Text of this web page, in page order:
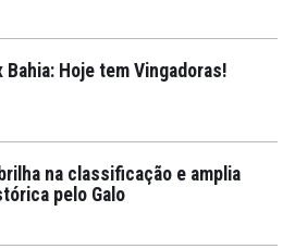
Hoje tem Vingadoras!
na classificação e amplia
pelo Galo